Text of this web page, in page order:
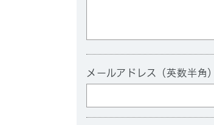
メールアドレス（英数半角）